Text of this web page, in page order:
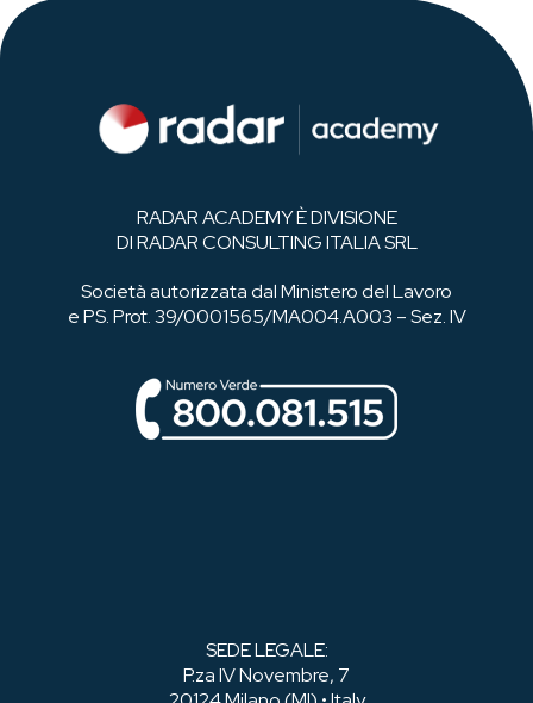
RADAR ACADEMY È DIVISIONE
DI RADAR CONSULTING ITALIA SRL
Società autorizzata dal Ministero del Lavoro
e PS. Prot. 39/0001565/MA004.A003 – Sez. IV
SEDE LEGALE:
P.za IV Novembre, 7